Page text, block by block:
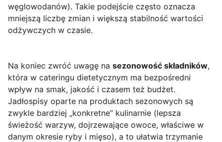
węglowodanów). Takie podejście często oznacza
mniejszą liczbę zmian i większą stabilność wartości
odżywczych w czasie.
Na koniec zwróć uwagę na sezonowość składników,
która w cateringu dietetycznym ma bezpośredni
wpływ na smak, jakość i czasem też budżet.
Jadłospisy oparte na produktach sezonowych są
zwykle bardziej „konkretne” kulinarnie (lepsza
świeżość warzyw, dojrzewające owoce, właściwe w
danym okresie ryby i mięso), a to ułatwia trzymanie